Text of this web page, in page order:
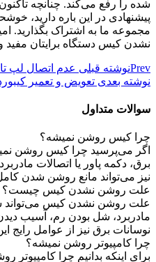
شده را رفع می‌کند. چنانچه
پیشنهادی در این باره دارید،
مجموعه ما به اشتراک بگذارید.
نشدن کیس دستگاه برایتان مفید
Prevنوشته قبلی عدم اتصال لپ
نوشته بعدی تعویض و تعمیر
سوالات متداول
چرا کیس روشن نمیشه؟
اگر می‌پرسید چرا کیس روشن
برق، دکمه پاور یا اتصالات
نیز می‌تواند مانع روشن شدن
علت روشن نشدن کیس چیست؟
علت روشن نشدن کیس می‌تواند
نوسانات برق نیز از عوامل
چرا کامپیوتر روشن نمیشه؟
برای اینکه بدانیم چرا